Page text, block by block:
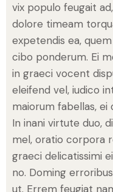
vix populo feugait
dolore timeam
expetendis ea,
cibo ponderum. Ei
in graeci vocent
eleifend vel, iudico
maiorum fabellas,
In inani virtute duo,
mel, oratio corpora
graeci delicatissimi
no. Doming
ut. Errem feugiat